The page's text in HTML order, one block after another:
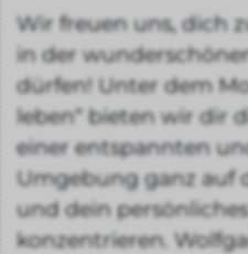
Wir freuen uns, dich
in der
dürfen! Unter dem
leben“ bieten wir dir
einer entspannten
Umgebung ganz auf
und dein
konzentrieren.